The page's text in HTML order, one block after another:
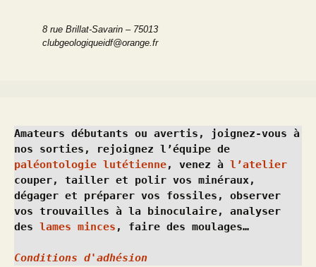
8 rue Brillat-Savarin – 75013
clubgeologiqueidf@orange.fr
Amateurs débutants ou avertis, joignez-vous à
paléontologie lutétienne, venez à l’atelier
couper, tailler et polir vos minéraux,
dégager et préparer vos fossiles, observer
vos trouvailles à la binoculaire, analyser
des lames minces , faire des moulages…
Conditions d'adhésion